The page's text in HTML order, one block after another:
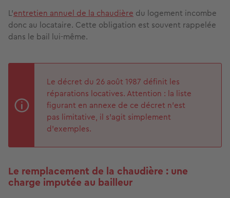
L’entretien annuel de la chaudière du logement incombe
donc au locataire. Cette obligation est souvent rappelée
dans le bail lui-même.
Le décret du 26 août 1987 définit les
réparations locatives. Attention : la liste
figurant en annexe de ce décret n’est
pas limitative, il s’agit simplement
d’exemples.
Le remplacement de la chaudière : une
charge imputée au bailleur